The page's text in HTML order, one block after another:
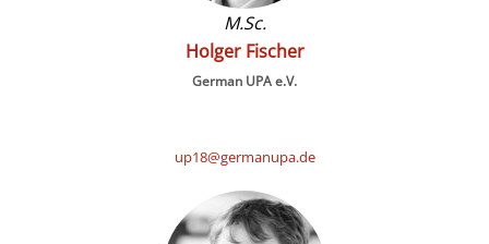
M.Sc.
Holger Fischer
German UPA e.V.
up18@germanupa.de